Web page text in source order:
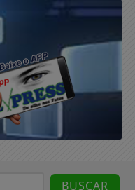
BUSCAR